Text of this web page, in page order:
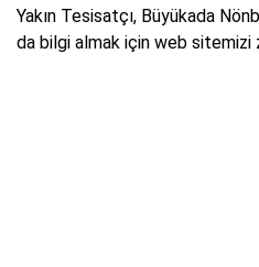
Yakın Tesisatçı, Büyükada
da bilgi almak için web sitemizi